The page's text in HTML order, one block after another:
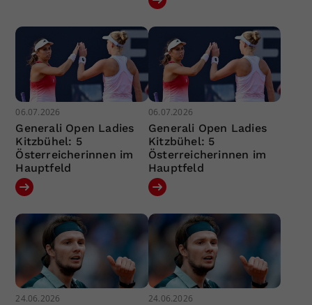
06.07.2026
Generali Open Ladies
Kitzbühel: 5
Österreicherinnen im
Hauptfeld
06.07.2026
Generali Open Ladies
Kitzbühel: 5
Österreicherinnen im
Hauptfeld
24.06.2026 24.06.2026